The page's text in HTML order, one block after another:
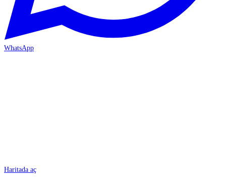
WhatsApp
Haritada aç